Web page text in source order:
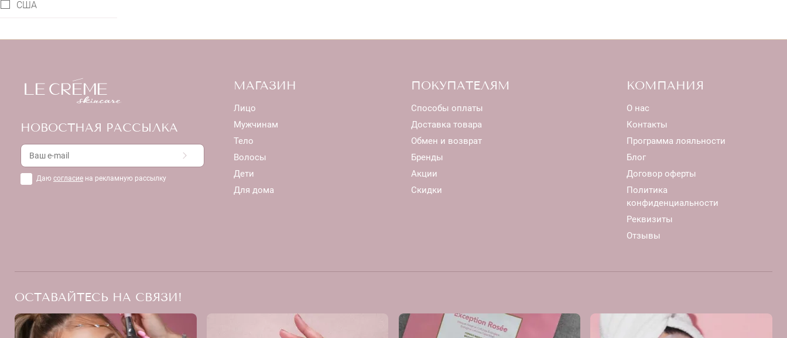
США
НОВОСТНАЯ РАССЫЛКА
Даю согласие на рекламную рассылку
МАГАЗИН
Лицо
Мужчинам
Тело
Волосы
Дети
Для дома
ПОКУПАТЕЛЯМ
Способы оплаты
Доставка товара
Обмен и возврат
Бренды
Акции
Скидки
КОМПАНИЯ
О нас
Контакты
Программа лояльности
Блог
Договор оферты
Политика
конфиденциальности
Реквизиты
Отзывы
ОСТАВАЙТЕСЬ НА СВЯЗИ!